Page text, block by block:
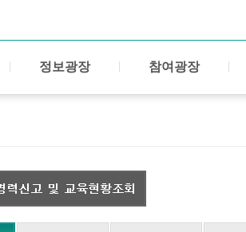
정보광장 참여광장